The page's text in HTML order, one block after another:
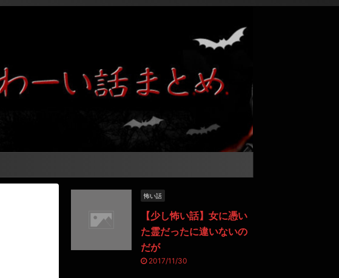
怖い話
【少し怖い話】女に憑い
た霊だったに違いないの
だが
2017/11/30